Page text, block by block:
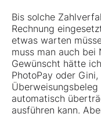
Bis solche
Rechnung
etwas warten
muss man auch bei
Gewünscht hätte
PhotoPay oder
automatisch
ausführen kann.